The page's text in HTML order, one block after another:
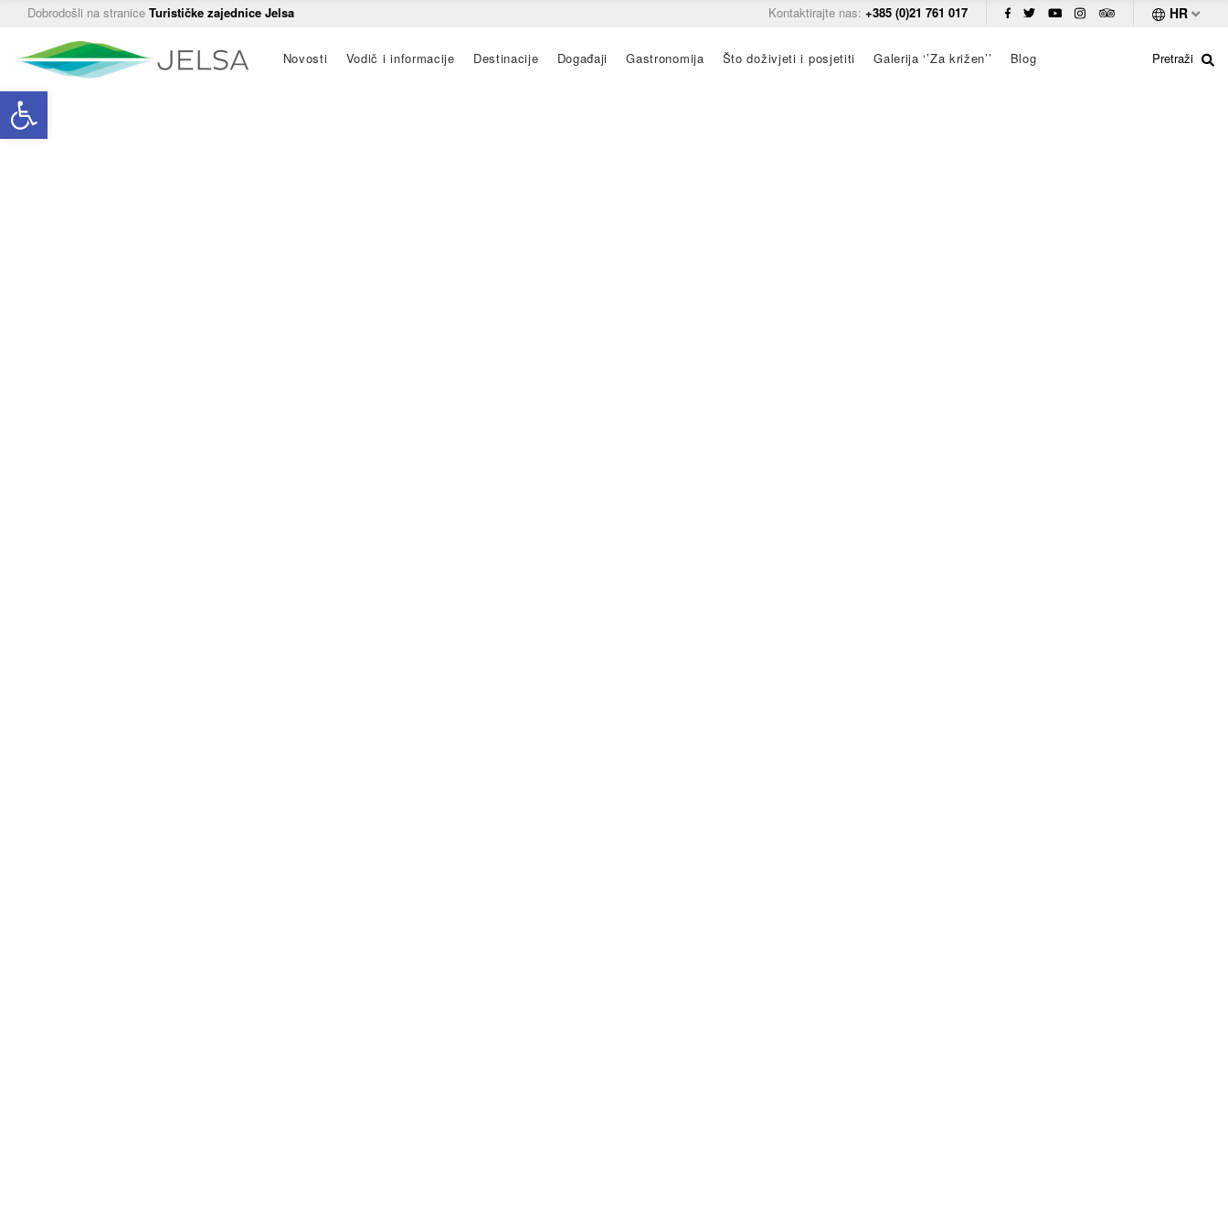
Open toolbar
Dobrodošli na stranice Turističke zajednice Jelsa HR
Kontaktirajte nas: +385 (0)21 761 017
Pretraži
Main
Novosti Vodič i informacije Destinacije Događaji Gastronomija Što doživjeti i posjetiti Galerija ‘’Za križen’’ Blog